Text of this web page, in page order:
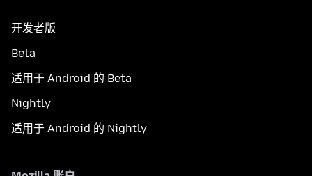
开发者版
Beta
适用于 Android 的 Beta
Nightly
适用于 Android 的 Nightly